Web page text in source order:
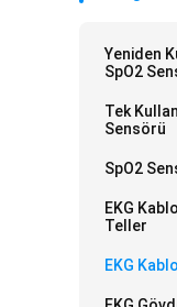
Yeniden
SpO2
Tek
Sensörü
SpO2
EKG
Teller
EKG